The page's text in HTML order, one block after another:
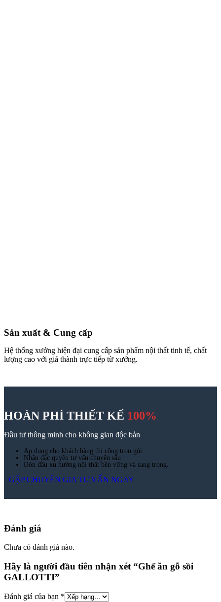
Sản xuất & Cung cấp
Hệ thống xưởng hiện đại cung cấp sản phẩm nội thất tinh tế, chất
lượng cao với giá thành trực tiếp từ xưởng.
HOÀN PHÍ THIẾT KẾ 100%
Đầu tư thông minh cho không gian độc bản
Áp dụng cho khách hàng thi công trọn gói
Nhận đặc quyền tư vấn chuyên sâu
Đón đầu xu hướng nội thất bền vững và sang trọng.
GẶP CHUYÊN GIA TƯ VẤN NGAY
Đánh giá
Chưa có đánh giá nào.
Hãy là người đầu tiên nhận xét “Ghế ăn gỗ sồi
GALLOTTI”
Đánh giá của bạn *